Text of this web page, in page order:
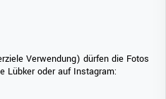
Verwendung) dürfen die Fotos
Lübker oder auf Instagram: